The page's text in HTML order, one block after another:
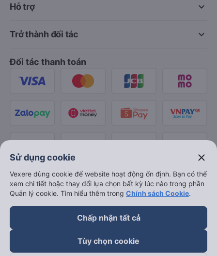
keyboard_arrow_down
Hỗ trợ
keyboard_arrow_down
Trở thành đối tác
Đối tác thanh toán
Sử dụng cookie close
Vexere dùng cookie để website hoạt động ổn định. Bạn có thể
xem chi tiết hoặc thay đổi lựa chọn bất kỳ lúc nào trong phần
Quản lý cookie. Tìm hiểu thêm trong Chính sách Cookie.
Chấp nhận tất cả
Tùy chọn cookie